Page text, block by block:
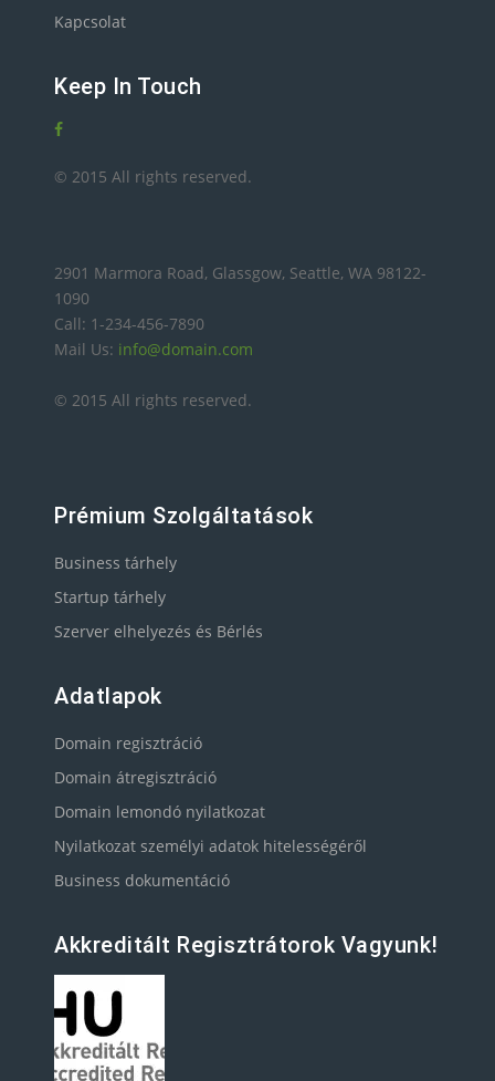
Kapcsolat
Keep In Touch
© 2015 All rights reserved.
2901 Marmora Road, Glassgow, Seattle, WA 98122-
1090
Call: 1-234-456-7890
Mail Us: info@domain.com
© 2015 All rights reserved.
Prémium Szolgáltatások
Business tárhely
Startup tárhely
Szerver elhelyezés és Bérlés
Adatlapok
Domain regisztráció
Domain átregisztráció
Domain lemondó nyilatkozat
Nyilatkozat személyi adatok hitelességéről
Business dokumentáció
Akkreditált Regisztrátorok Vagyunk!